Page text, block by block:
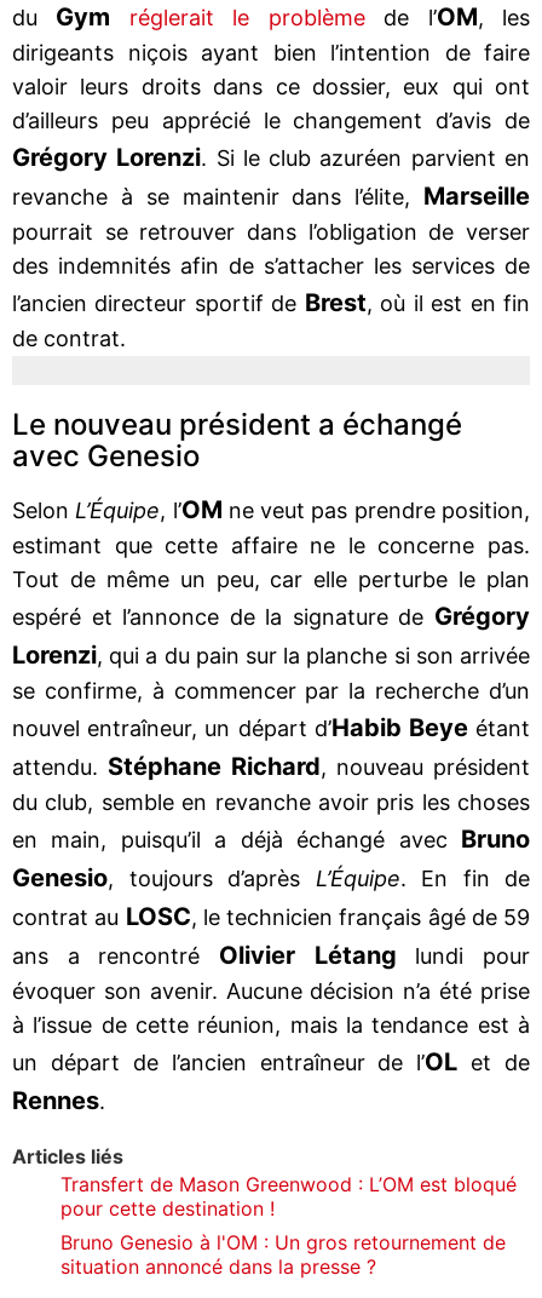
du Gym réglerait le problèmede l’OM, les
dirigeants niçois ayant bien l’intention de faire
valoir leurs droits dans ce dossier, eux qui ont
d’ailleurs peu apprécié le changement d’avis de
Grégory Lorenzi. Si le club azuréen parvient en
revanche à se maintenir dans l’élite, Marseille
pourrait se retrouver dans l’obligation de verser
des indemnités afin de s’attacher les services de
l’ancien directeur sportif de Brest, où il est en fin
de contrat.
Le nouveau président a échangé
avec Genesio
Selon L’Équipe, l’OM ne veut pas prendre position,
estimant que cette affaire ne le concerne pas.
Tout de même un peu, car elle perturbe le plan
espéré et l’annonce de la signature de Grégory
Lorenzi, qui a du pain sur la planche si son arrivée
se confirme, à commencer par la recherche d’un
nouvel entraîneur, un départ d’Habib Beyeétant
attendu. Stéphane Richard, nouveau président
du club, semble en revanche avoir pris les choses
en main, puisqu’il a déjà échangé avec Bruno
Genesio, toujours d’après L’Équipe. En fin de
contrat au LOSC, le technicien français âgé de 59
ans a rencontré Olivier Létang lundi pour
évoquer son avenir. Aucune décision n’a été prise
à l’issue de cette réunion, mais la tendance est à
un départ de l’ancien entraîneur de l’OL et de
Rennes.
Articles liés
Transfert de Mason Greenwood : L’OM est bloqué
pour cette destination !
Bruno Genesio à l'OM : Un gros retournement de
situation annoncé dans la presse ?